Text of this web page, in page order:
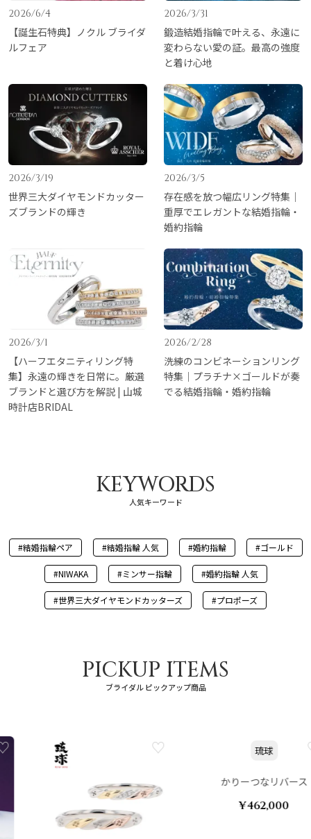
2026/6/4
【誕生石特典】ノクル ブライダ
ルフェア
2026/3/31
鍛造結婚指輪で叶える、永遠に
変わらない愛の証。最高の強度
と着け心地
2026/3/19
世界三大ダイヤモンドカッター
ズブランドの輝き
2026/3/5
存在感を放つ幅広リング特集｜
重厚でエレガントな結婚指輪・
婚約指輪
2026/3/1
【ハーフエタニティリング特
集】永遠の輝きを日常に。厳選
ブランドと選び方を解説 | 山城
時計店BRIDAL
2026/2/28
洗練のコンビネーションリング
特集｜プラチナ×ゴールドが奏
でる結婚指輪・婚約指輪
KEYWORDS
人気キーワード
#結婚指輪ペア #結婚指輪 人気 #婚約指輪 #ゴールド
#NIWAKA #ミンサー指輪 #婚約指輪 人気
#世界三大ダイヤモンドカッターズ #プロポーズ
PICKUP ITEMS
ブライダル ピックアップ商品